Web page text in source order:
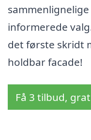
informerede
det første skridt
holdbar facade!
Få 3 tilbud,